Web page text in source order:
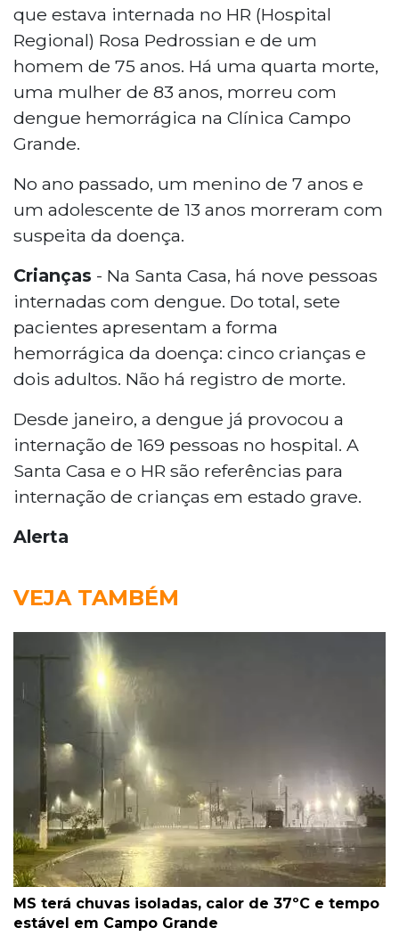
que estava internada no HR (Hospital
Regional) Rosa Pedrossian e de um
homem de 75 anos. Há uma quarta morte,
uma mulher de 83 anos, morreu com
dengue hemorrágica na Clínica Campo
Grande.
No ano passado, um menino de 7 anos e
um adolescente de 13 anos morreram com
suspeita da doença.
Crianças - Na Santa Casa, há nove pessoas
internadas com dengue. Do total, sete
pacientes apresentam a forma
hemorrágica da doença: cinco crianças e
dois adultos. Não há registro de morte.
Desde janeiro, a dengue já provocou a
internação de 169 pessoas no hospital. A
Santa Casa e o HR são referências para
internação de crianças em estado grave.
Alerta
VEJA TAMBÉM
MS terá chuvas isoladas, calor de 37ºC e tempo
estável em Campo Grande